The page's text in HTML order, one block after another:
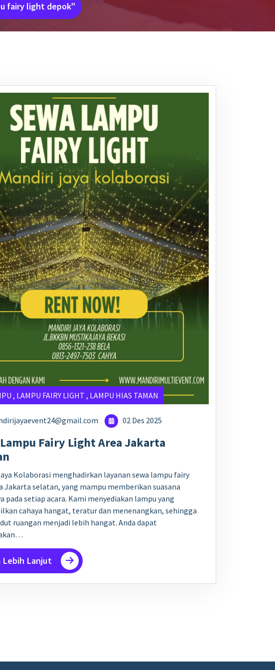
fairy light depok"
, LAMPU FAIRY LIGHT , LAMPU HIAS TAMAN
02 Des 2025
Fairy Light Area Jakarta
Kolaborasi menghadirkan layanan sewa lampu fairy
Jakarta selatan, yang mampu memberikan suasana
pada setiap acara. Kami menyediakan lampu yang
cahaya hangat, teratur dan menenangkan, sehingga
ruangan menjadi lebih hangat. Anda dapat
Lebih Lanjut